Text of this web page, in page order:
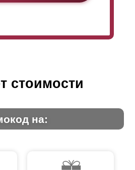
стоимости
на: